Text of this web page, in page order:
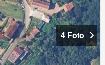
4 Foto